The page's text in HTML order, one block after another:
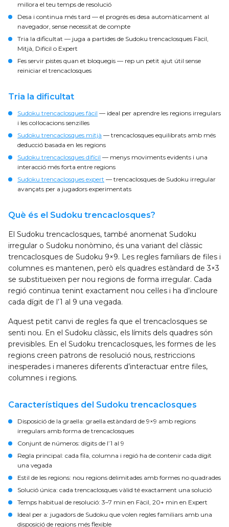
millora el teu temps de resolució
Desa i continua més tard — el progrés es desa automàticament al
navegador, sense necessitat de compte
Tria la dificultat — juga a partides de Sudoku trencaclosques Fàcil,
Mitjà, Difícil o Expert
Fes servir pistes quan et bloquegis — rep un petit ajut útil sense
reiniciar el trencaclosques
Tria la dificultat
Sudoku trencaclosques fàcil — ideal per aprendre les regions irregulars
i les col·locacions senzilles
Sudoku trencaclosques mitjà — trencaclosques equilibrats amb més
deducció basada en les regions
Sudoku trencaclosques difícil — menys moviments evidents i una
interacció més forta entre regions
Sudoku trencaclosques expert — trencaclosques de Sudoku irregular
avançats per a jugadors experimentats
Què és el Sudoku trencaclosques?
El Sudoku trencaclosques, també anomenat Sudoku
irregular o Sudoku nonòmino, és una variant del clàssic
trencaclosques de Sudoku 9×9. Les regles familiars de files i
columnes es mantenen, però els quadres estàndard de 3×3
se substitueixen per nou regions de forma irregular. Cada
regió continua tenint exactament nou cel·les i ha d’incloure
cada dígit de l’1 al 9 una vegada.
Aquest petit canvi de regles fa que el trencaclosques se
senti nou. En el Sudoku clàssic, els límits dels quadres són
previsibles. En el Sudoku trencaclosques, les formes de les
regions creen patrons de resolució nous, restriccions
inesperades i maneres diferents d’interactuar entre files,
columnes i regions.
Característiques del Sudoku trencaclosques
Disposició de la graella: graella estàndard de 9×9 amb regions
irregulars amb forma de trencaclosques
Conjunt de números: dígits de l’1 al 9
Regla principal: cada fila, columna i regió ha de contenir cada dígit
una vegada
Estil de les regions: nou regions delimitades amb formes no quadrades
Solució única: cada trencaclosques vàlid té exactament una solució
Temps habitual de resolució: 3–7 min en Fàcil, 20+ min en Expert
Ideal per a: jugadors de Sudoku que volen regles familiars amb una
disposició de regions més flexible